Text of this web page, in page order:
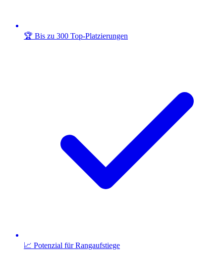
🏆 Bis zu 300 Top-Platzierungen
📈 Potenzial für Rangaufstiege